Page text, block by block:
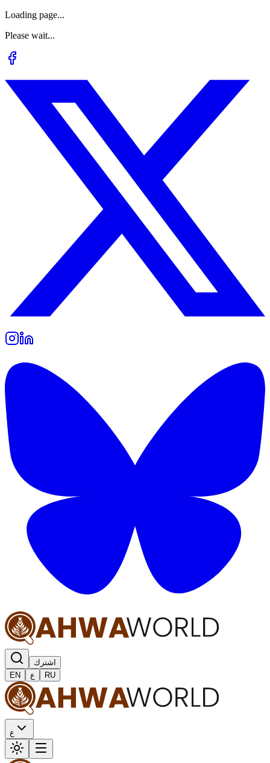
Loading page...
Please wait...
اشترك
EN
ع RU
ع